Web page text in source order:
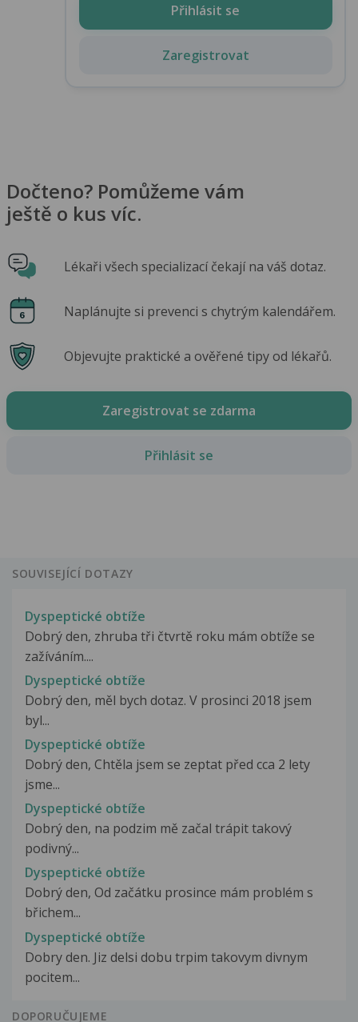
Přihlásit se
Zaregistrovat
Dočteno? Pomůžeme vám
ještě o kus víc.
Lékaři všech specializací čekají na váš dotaz.
Naplánujte si prevenci s chytrým kalendářem.
Objevujte praktické a ověřené tipy od lékařů.
Zaregistrovat se zdarma
Přihlásit se
SOUVISEJÍCÍ DOTAZY
Dyspeptické obtíže
Dobrý den, zhruba tři čtvrtě roku mám obtíže se
zažíváním....
Dyspeptické obtíže
Dobrý den, měl bych dotaz. V prosinci 2018 jsem
byl...
Dyspeptické obtíže
Dobrý den, Chtěla jsem se zeptat před cca 2 lety
jsme...
Dyspeptické obtíže
Dobrý den, na podzim mě začal trápit takový
podivný...
Dyspeptické obtíže
Dobrý den, Od začátku prosince mám problém s
břichem...
Dyspeptické obtíže
Dobry den. Jiz delsi dobu trpim takovym divnym
pocitem...
DOPORUČUJEME